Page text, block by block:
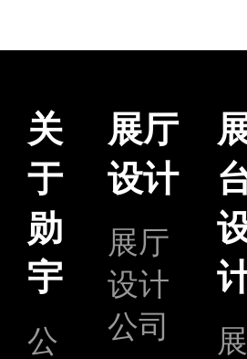
关
于
勋
宇
公
展厅
设计
展厅
设计
公司